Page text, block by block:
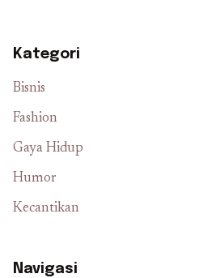
Kategori
Bisnis
Fashion
Gaya Hidup
Humor
Kecantikan
Navigasi